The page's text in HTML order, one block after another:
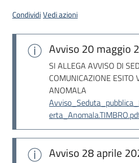
CondividiVedi azioni
Avviso 20 maggio
SI ALLEGA AVVISO DI
COMUNICAZIONE ESITO
ANOMALA
Avviso 28 aprile